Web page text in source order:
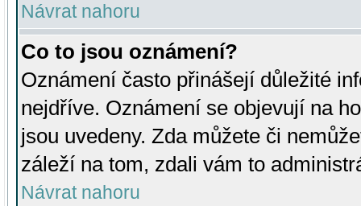
Návrat nahoru
Co to jsou oznámení?
Oznámení často přinášejí důležité
nejdříve. Oznámení se objevují na
jsou uvedeny. Zda můžete či
záleží na tom, zdali vám to
Návrat nahoru